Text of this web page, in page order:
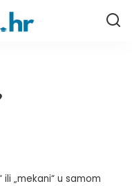
„mekani“ u samom